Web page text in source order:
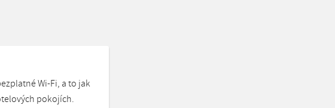
Wi-Fi, a to jak
pokojích.